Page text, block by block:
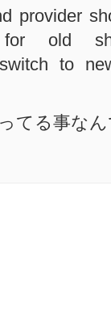
provider
for old
to
てる事な